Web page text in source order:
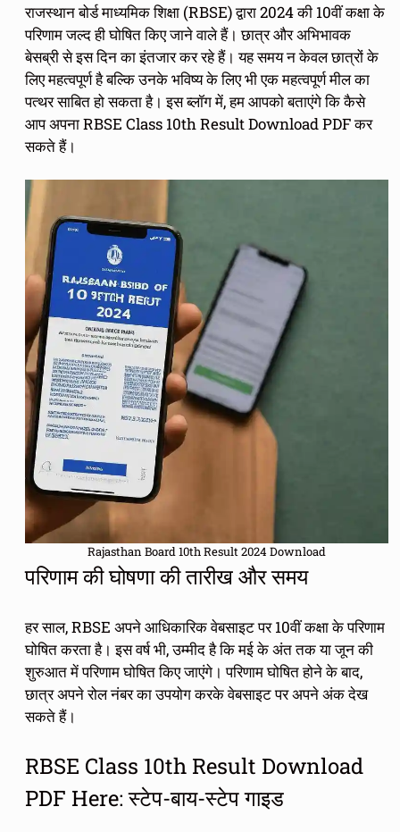
राजस्थान बोर्ड माध्यमिक शिक्षा (RBSE) द्वारा 2024 की 10वीं कक्षा के
परिणाम जल्द ही घोषित किए जाने वाले हैं। छात्र और अभिभावक
बेसब्री से इस दिन का इंतजार कर रहे हैं। यह समय न केवल छात्रों के
लिए महत्वपूर्ण है बल्कि उनके भविष्य के लिए भी एक महत्वपूर्ण मील का
पत्थर साबित हो सकता है। इस ब्लॉग में, हम आपको बताएंगे कि कैसे
आप अपना RBSE Class 10th Result Download PDF कर
सकते हैं।
Rajasthan Board 10th Result 2024 Download
परिणाम की घोषणा की तारीख और समय
हर साल, RBSE अपने आधिकारिक वेबसाइट पर 10वीं कक्षा के परिणाम
घोषित करता है। इस वर्ष भी, उम्मीद है कि मई के अंत तक या जून की
शुरुआत में परिणाम घोषित किए जाएंगे। परिणाम घोषित होने के बाद,
छात्र अपने रोल नंबर का उपयोग करके वेबसाइट पर अपने अंक देख
सकते हैं।
RBSE Class 10th Result Download
PDF Here: स्टेप-बाय-स्टेप गाइड